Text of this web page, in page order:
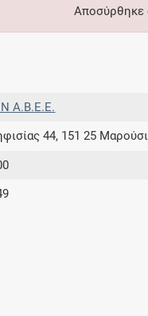
Συνδρομές
θεραπευτικές
Αποσύρθηκε
Α.Β.Ε.Ε.
44, 151 25 Μαρούσι